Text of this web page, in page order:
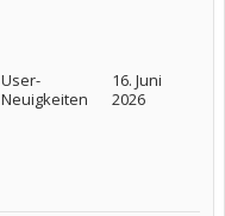
User-
Neuigkeiten
16. Juni
2026